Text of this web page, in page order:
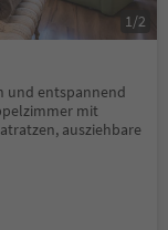
und entspannend
mit
ausziehbare
1/2